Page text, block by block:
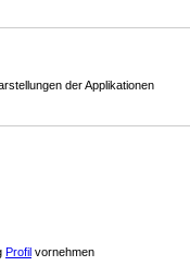
der Applikationen
Profil vornehmen